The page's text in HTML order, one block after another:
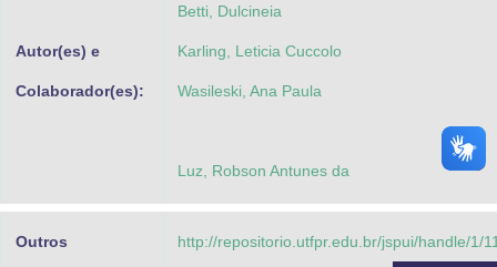
Autor(es) e
Colaborador(es):
Betti, Dulcineia
Karling, Leticia Cuccolo
Wasileski, Ana Paula
Luz, Robson Antunes da
Outros http://repositorio.utfpr.edu.br/jspui/handle/1/